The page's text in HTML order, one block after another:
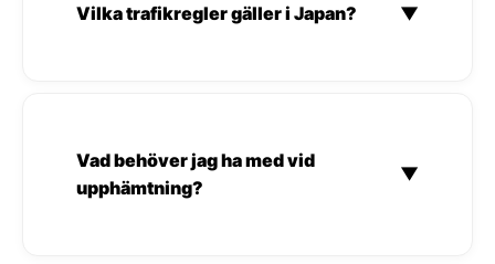
Vilka trafikregler gäller i Japan? ▼
Vad behöver jag ha med vid
upphämtning?
▼